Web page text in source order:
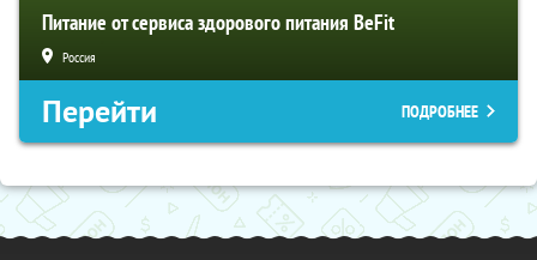
Питание от сервиса здорового питания BeFit
Россия
Перейти ПОДРОБНЕЕ